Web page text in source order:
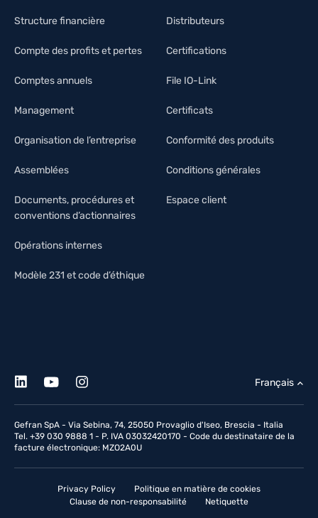
Structure financière
Compte des profits et pertes
Comptes annuels
Management
Organisation de l’entreprise
Assemblées
Documents, procédures et
conventions d’actionnaires
Opérations internes
Modèle 231 et code d’éthique
Distributeurs
Certifications
File IO-Link
Certificats
Conformité des produits
Conditions générales
Espace client
Gefran SpA - Via Sebina, 74, 25050 Provaglio d'Iseo, Brescia - Italia
Tel. +39 030 9888 1 - P. IVA 03032420170 - Code du destinataire de la
facture électronique: MZO2A0U
Français
Privacy Policy
Politique en matière de cookies
Clause de non-responsabilité
Netiquette